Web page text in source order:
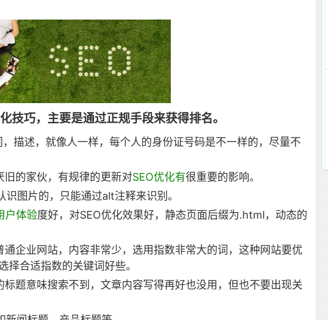
技巧，主要是通过正规手段来获得排名。
描述，就像人一样，每个人的身份证号码是不一样的，尽量不
的家伙，有规律的更新对SEO优化有很重要的影响。
识图片的，只能通过alt注释来识别。
户体验度好，对SEO优化效果好，静态页面后缀为.html，动态的
企业网站，内容非常少，选用指数非常大的词，这种网站要优
择合适指数的关键词好些。
题意味搜索不到，文章内容写得再好也没用，但也不要出现关